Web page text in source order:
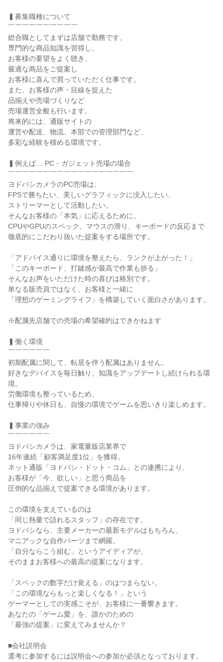
▍募集職種について
￣￣￣￣￣￣￣￣￣￣
総合職としてまずは店舗で勤務です。
専門的な商品知識を習得し、
お客様の要望をよく聴き、
最適な商品をご提案し
お客様に喜んで買っていただく仕事です。
また、お客様の声・目線を捉えた
品揃えや売場づくりなど
売場運営全般も行います。
将来的には、通販サイトの
運営や配送、物流、本部での管理部門など、
多彩な経験を積める環境です。
▍例えば… PC・ガジェット売場の場合
￣￣￣￣￣￣￣￣￣￣￣￣￣￣￣￣￣￣
ヨドバシカメラのPC売場は、
FPSで勝ちたい、美しいグラフィックに没入したい、
ストリーマーとして活動したい。
そんなお客様の「本気」に応えるために、
CPUやGPUのスペック、マウスの滑り、キーボードの反応まで
徹底的にこだわり抜いた提案をする場所です。
「アドバイス通りに環境を整えたら、ランクが上がった！」
「このキーボード、打鍵感が最高で作業も捗る」
そんなお声をいただけた時の喜びは格別です。
単なる販売員ではなく、お客様と一緒に
「理想のゲーミングライフ」を構築していく面白さがあります。
※配属先店舗での売場の希望確約はできかねます
▍働く環境
￣￣￣￣￣￣
初期配属に関して、転居を伴う配属はありません。
好きなデバイスを毎日触り、知識をアップデートし続けられる環
境。
労働環境も整っているため、
仕事帰りや休日も、自慢の環境でゲームを思いきり楽しめます。
▍事業の強み
￣￣￣￣￣￣
ヨドバシカメラは、家電量販店業界で
16年連続「顧客満足度1位」を獲得。
ネット通販「ヨドバシ・ドット・コム」との連携により、
お客様が「今、欲しい」と思う商品を
圧倒的な品揃えで提案できる環境があります。
この環境を支えているのは
「同じ熱量で語れるスタッフ」の存在です。
ヨドバシなら、主要メーカーの最新モデルはもちろん、
マニアックな自作パーツまで網羅。
「自分ならこう組む」というアイディアが、
そのままお客様への最高の提案になります。
「スペックの数字だけ覚える」のはつまらない。
「この環境ならもっと楽しくなる！」という
ゲーマーとしての実感こそが、お客様に一番響きます。
あなたの「ゲーム愛」を、誰かのための
「最強の提案」に変えてみませんか？
■会社説明会
選考に参加するには説明会への参加が必須となっております。